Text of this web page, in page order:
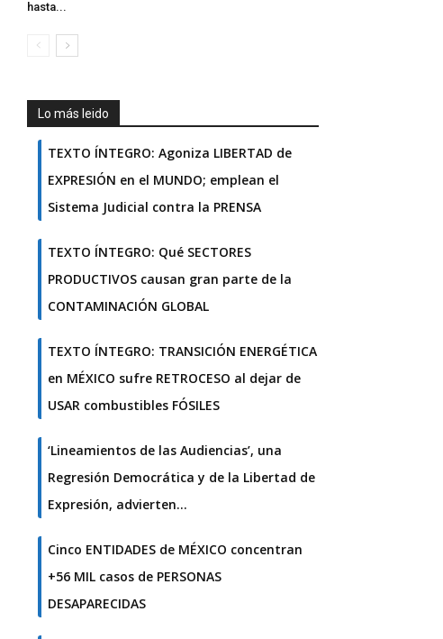
hasta...
Lo más leido
TEXTO ÍNTEGRO: Agoniza LIBERTAD de
EXPRESIÓN en el MUNDO; emplean el
Sistema Judicial contra la PRENSA
TEXTO ÍNTEGRO: Qué SECTORES
PRODUCTIVOS causan gran parte de la
CONTAMINACIÓN GLOBAL
TEXTO ÍNTEGRO: TRANSICIÓN ENERGÉTICA
en MÉXICO sufre RETROCESO al dejar de
USAR combustibles FÓSILES
‘Lineamientos de las Audiencias’, una
Regresión Democrática y de la Libertad de
Expresión, advierten…
Cinco ENTIDADES de MÉXICO concentran
+56 MIL casos de PERSONAS
DESAPARECIDAS